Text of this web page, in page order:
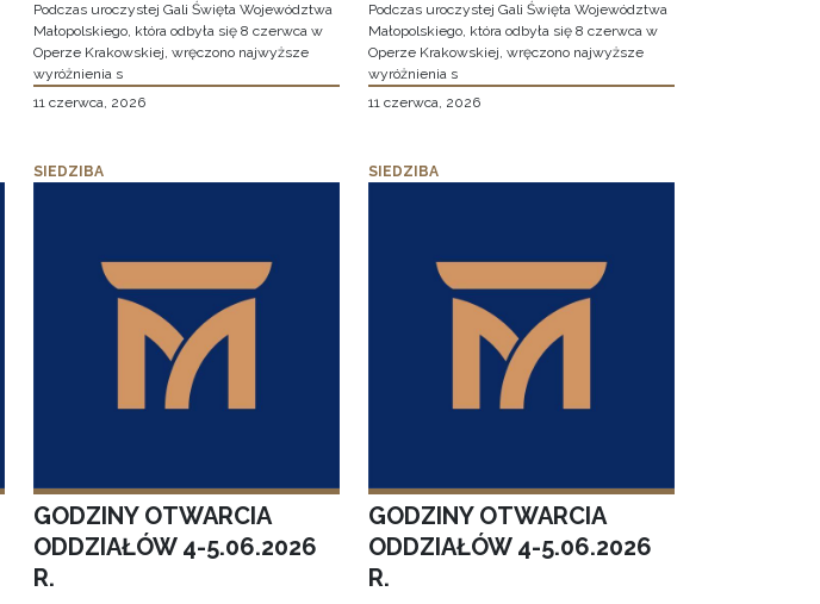
Podczas uroczystej Gali Święta Województwa
Małopolskiego, która odbyła się 8 czerwca w
Operze Krakowskiej, wręczono najwyższe
wyróżnienia s
11 czerwca, 2026
Podczas uroczystej Gali Święta Województwa
Małopolskiego, która odbyła się 8 czerwca w
Operze Krakowskiej, wręczono najwyższe
wyróżnienia s
11 czerwca, 2026
SIEDZIBA
GODZINY OTWARCIA
ODDZIAŁÓW 4-5.06.2026
R.
SIEDZIBA
GODZINY OTWARCIA
ODDZIAŁÓW 4-5.06.2026
R.